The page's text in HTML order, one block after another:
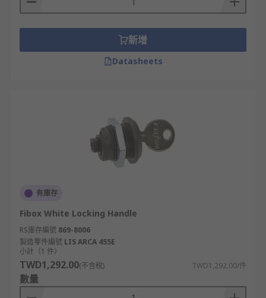
新增
Datasheets
有庫存
Fibox White Locking Handle
RS庫存編號 869-8006
製造零件編號 LIS ARCA 455E
小計（1 件）
TWD1,292.00(不含稅) TWD1,292.00/件
數量